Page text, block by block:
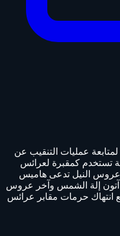
عمليات التنقيب عن
تستخدم كمقبرة لعرائس
عروس النيل تدعى هاميس
آتون إلة الشمس وآخر عروس
انتهاك حرمات مقابر عرائس